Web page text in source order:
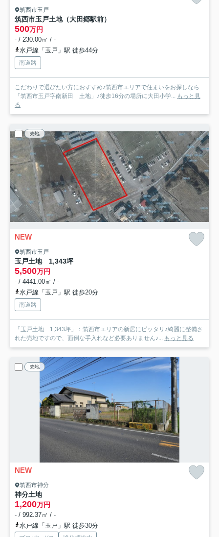
筑西市玉戸
筑西市玉戸土地（大田郷駅前）
500万円
- / 230.00㎡ / -
水戸線「玉戸」駅 徒歩44分
南道路
こだわりで選びたい方におすすめ♪筑西市エリアで住まいをお探しなら
「筑西市玉戸字南新田 土地」♪徒歩16分の場所に大田小学... もっと見
る
売地
NEW
筑西市玉戸
玉戸土地 1,343坪
5,500万円
- / 4441.00㎡ / -
水戸線「玉戸」駅 徒歩20分
南道路
「玉戸土地 1,343坪」：筑西市エリアの新居にピッタリ♪綺麗に整備さ
れた売地ですので、面倒な手入れなど必要ありません♪... もっと見る
売地
NEW
筑西市神分
神分土地
1,200万円
- / 992.37㎡ / -
水戸線「玉戸」駅 徒歩30分